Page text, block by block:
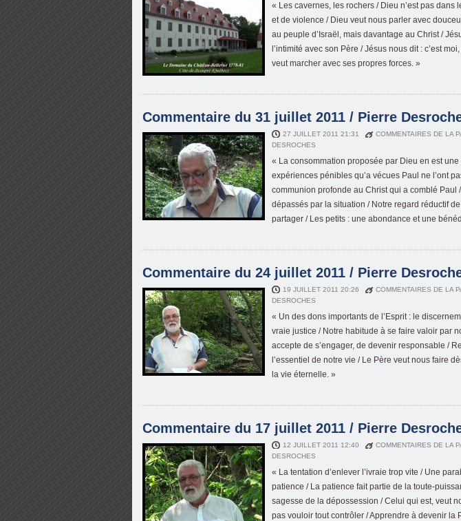
« Les cavernes, les rochers / Dieu n’est pas dans
et de violence / Dieu veut nous parler avec
au peuple d’Israël, mais davantage au Christ /
l’intimité avec son Père / Jésus nous dit : c’est
veut marcher avec ses propres forces. »
Commentaire du 31 juillet 2011 / Pierre
27 JUILLET 2011 21:31 COMMENTAIRES DE LA
DESROCHES
« La consommation proposée par Dieu en est
expériences pénibles qu’a vécues Paul ne l’ont
communion profonde au Christ qui a comblé Paul
dépassés par la situation / Notre regard réductif
partager / Les petits : une abondance et une
Commentaire du 24 juillet 2011 / Pierre
19 JUILLET 2011 20:26 COMMENTAIRES DE LA
DESROCHES
« Un des dons importants de l’Esprit : le
vraie justice / Notre habitude à se faire valoir par
accepte de s’engager, de devenir responsable /
l’essentiel de notre vie / Le Père veut nous faire
la vie éternelle. »
Commentaire du 17 juillet 2011 / Pierre
12 JUILLET 2011 12:40 COMMENTAIRES DE LA
DESROCHES
« La tentation d’enlever l’ivraie trop vite / Une
patience / La patience fait partie de la toute-
sagesse de la dépossession / Celui qui est, veut
pas vouloir tout contrôler / Apprendre à devenir la